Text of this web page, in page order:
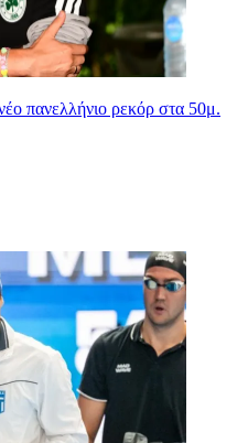
πανελλήνιο ρεκόρ στα 50μ.